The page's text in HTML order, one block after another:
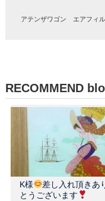
アテンザワゴン エアフィ
RECOMMEND
K様
差し入れ頂きあ
とうございます